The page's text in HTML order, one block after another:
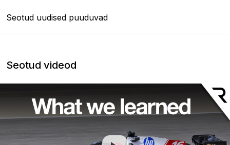
Seotud uudised puuduvad
Seotud videod